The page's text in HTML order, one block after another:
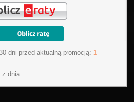
dni przed aktualną promocją: 1
z dnia